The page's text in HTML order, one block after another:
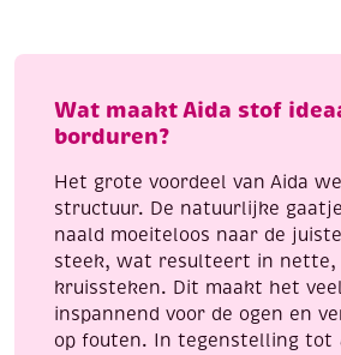
Wat maakt Aida stof
borduren?
Het grote voordeel van Aida
structuur. De natuurlijke
naald moeiteloos naar de
steek, wat resulteert in nette,
kruissteken. Dit maakt het
inspannend voor de ogen en
op fouten. In tegenstelling tot